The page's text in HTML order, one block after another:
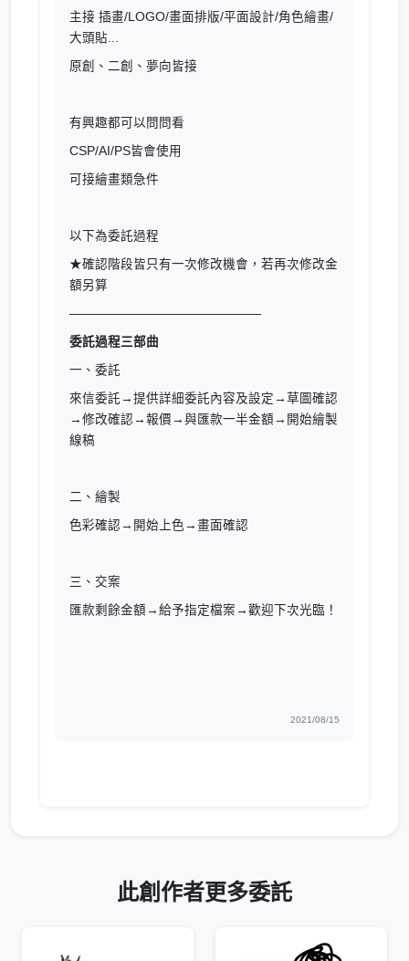
主接 插畫/LOGO/畫面排版/平面設計/角色繪畫/
大頭貼...
原創、二創、夢向皆接
有興趣都可以問問看
CSP/AI/PS皆會使用
可接繪畫類急件
以下為委託過程
★確認階段皆只有一次修改機會，若再次修改金
額另算
———————————————
委託過程三部曲
一、委託
來信委託→提供詳細委託內容及設定→草圖確認
→修改確認→報價→與匯款一半金額→開始繪製
線稿
二、繪製
色彩確認→開始上色→畫面確認
三、交案
匯款剩餘金額→給予指定檔案→歡迎下次光臨！
2021/08/15
此創作者更多委託